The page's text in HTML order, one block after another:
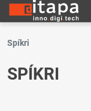
Spíkri
SPÍKRI